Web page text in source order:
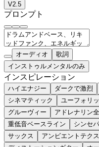
V2.5
プロンプト
オーディオ
歌詞
インストゥルメンタルのみ
インスピレーション
ハイエナジー ダークで激烈
シネマティック
ユーフォリ
グルーヴィー
アドレナリン
重低音ベースライン
シンセ
サックス
アンビエントテク